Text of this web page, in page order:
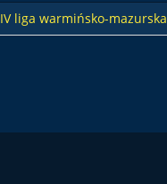
IV liga warmińsko-mazurska